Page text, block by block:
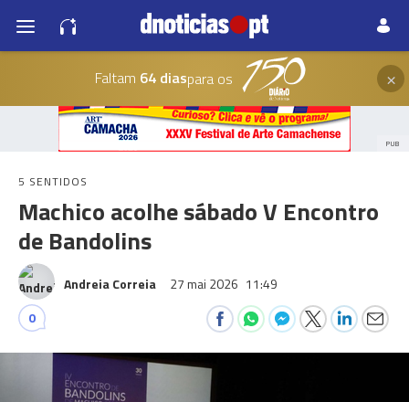
Faltam 64 diaspara os ×
PUB
5 SENTIDOS
Machico acolhe sábado V Encontro
de Bandolins
Andreia Correia 27 mai 2026 11:49
0